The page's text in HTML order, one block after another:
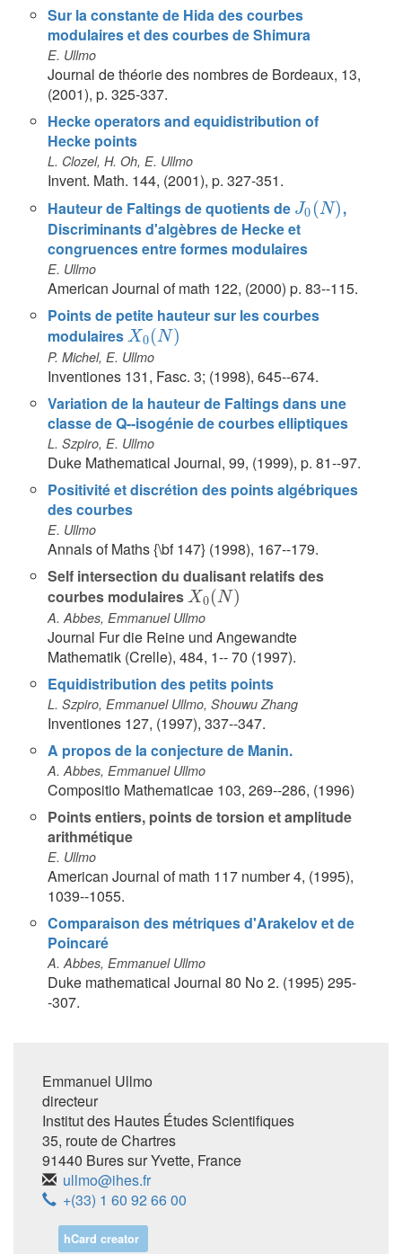
Sur la constante de Hida des courbes
modulaires et des courbes de Shimura
E. Ullmo
Journal de théorie des nombres de Bordeaux, 13,
(2001), p. 325-337.
Hecke operators and equidistribution of
Hecke points
L. Clozel, H. Oh, E. Ullmo
Invent. Math. 144, (2001), p. 327-351.
Hauteur de Faltings de quotients de J0 (N)
J0(N)
,
Discriminants d'algèbres de Hecke et
congruences entre formes modulaires
E. Ullmo
American Journal of math 122, (2000) p. 83--115.
Points de petite hauteur sur les courbes
modulaires X0 (N)
X0(N)
P. Michel, E. Ullmo
Inventiones 131, Fasc. 3; (1998), 645--674.
Variation de la hauteur de Faltings dans une
classe de Q--isogénie de courbes elliptiques
L. Szpiro, E. Ullmo
Duke Mathematical Journal, 99, (1999), p. 81--97.
Positivité et discrétion des points algébriques
des courbes
E. Ullmo
Annals of Maths {\bf 147} (1998), 167--179.
Self intersection du dualisant relatifs des
courbes modulaires X0 (N)
X0(N)
A. Abbes, Emmanuel Ullmo
Journal Fur die Reine und Angewandte
Mathematik (Crelle), 484, 1-- 70 (1997).
Equidistribution des petits points
L. Szpiro, Emmanuel Ullmo, Shouwu Zhang
Inventiones 127, (1997), 337--347.
A propos de la conjecture de Manin.
A. Abbes, Emmanuel Ullmo
Compositio Mathematicae 103, 269--286, (1996)
Points entiers, points de torsion et amplitude
arithmétique
E. Ullmo
American Journal of math 117 number 4, (1995),
1039--1055.
Comparaison des métriques d'Arakelov et de
Poincaré
A. Abbes, Emmanuel Ullmo
Duke mathematical Journal 80 No 2. (1995) 295-
-307.
Emmanuel Ullmo
directeur
Institut des Hautes Études Scientifiques
35, route de Chartres
91440 Bures sur Yvette, France
ullmo@ihes.fr
+(33) 1 60 92 66 00
hCard creator